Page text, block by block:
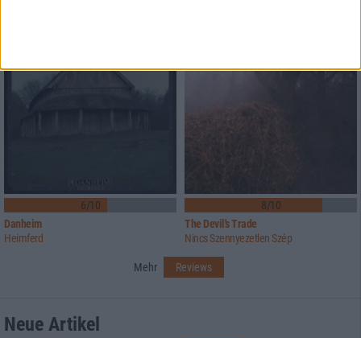
6/10
Danheim
Heimferd
8/10
The Devil's Trade
Nincs Szennyezetlen Szép
Mehr Reviews
Neue Artikel